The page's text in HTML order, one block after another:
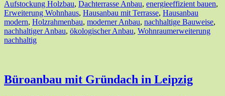
Aufstockung Holzbau, Dachterrasse Anbau, energieeffizient bauen,
Erweiterung Wohnhaus, Hausanbau mit Terrasse, Hausanbau
modern, Holzrahmenbau, moderner Anbau, nachhaltige Bauweise,
nachhaltiger Anbau, ökologischer Anbau, Wohnraumerweiterung
nachhaltig
Büroanbau mit Gründach in Leipzig